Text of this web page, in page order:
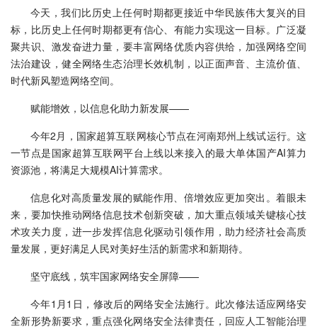
今天，我们比历史上任何时期都更接近中华民族伟大复兴的目
标，比历史上任何时期都更有信心、有能力实现这一目标。广泛凝
聚共识、激发奋进力量，要丰富网络优质内容供给，加强网络空间
法治建设，健全网络生态治理长效机制，以正面声音、主流价值、
时代新风塑造网络空间。
赋能增效，以信息化助力新发展——
今年2月，国家超算互联网核心节点在河南郑州上线试运行。这
一节点是国家超算互联网平台上线以来接入的最大单体国产AI算力
资源池，将满足大规模AI计算需求。
信息化对高质量发展的赋能作用、倍增效应更加突出。着眼未
来，要加快推动网络信息技术创新突破，加大重点领域关键核心技
术攻关力度，进一步发挥信息化驱动引领作用，助力经济社会高质
量发展，更好满足人民对美好生活的新需求和新期待。
坚守底线，筑牢国家网络安全屏障——
今年1月1日，修改后的网络安全法施行。此次修法适应网络安
全新形势新要求，重点强化网络安全法律责任，回应人工智能治理